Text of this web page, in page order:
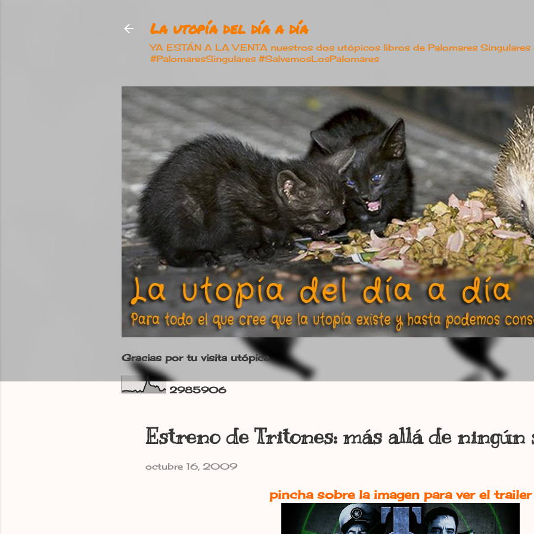
La utopía del día a día
YA ESTÁN A LA VENTA nuestros dos utópicos libros de Palomares Singulares
#PalomaresSingulares #SalvemosLosPalomares
Gracias por tu visita utópica
2985906
Estreno de Tritones: más allá de ningún
octubre 16, 2009
pincha sobre la imagen para ver el trailer